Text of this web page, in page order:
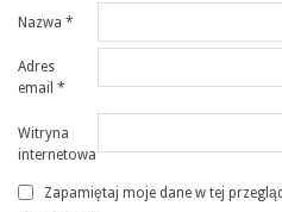
Nazwa *
Adres
email *
Witryna
internetowa
Zapamiętaj moje dane w tej